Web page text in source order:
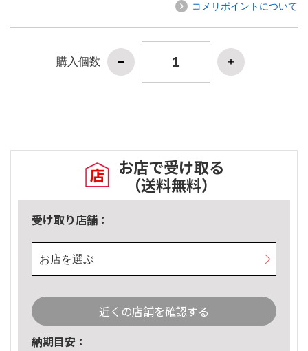
コメリポイントについて
購入個数
お店で受け取る
（送料無料）
受け取り店舗：
お店を選ぶ
近くの店舗を確認する
納期目安：